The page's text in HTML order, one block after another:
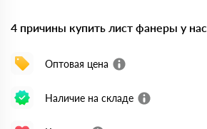
4 причины купить лист фанеры у нас
Оптовая цена
Наличие на складе